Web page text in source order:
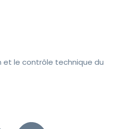
et le contrôle technique du